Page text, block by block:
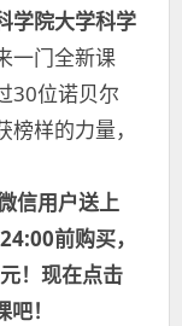
学院大学科学
一门全新课
30位诺贝尔
样的力量，
信用户送上
前购买，
！现在点击
！